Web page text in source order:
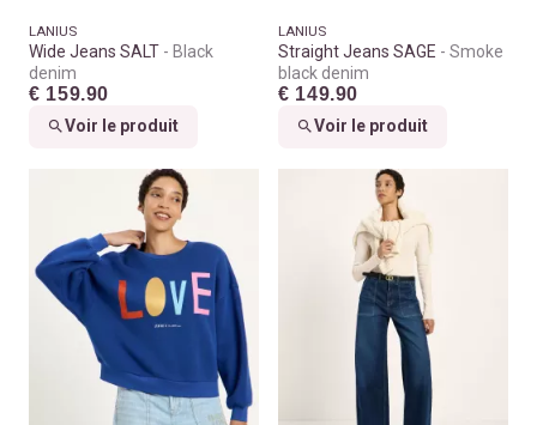
LANIUS
Wide Jeans SALT
Black
denim
€ 159.90
Voir le produit
LANIUS
Straight Jeans SAGE
Smoke
black denim
€ 149.90
Voir le produit